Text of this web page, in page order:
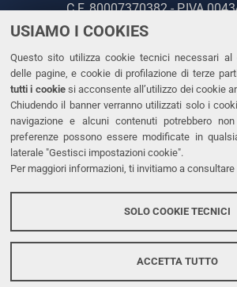
USIAMO I COOKIES
Questo sito utilizza cookie tecnici necessari al
delle pagine, e cookie di profilazione di terze
tutti i cookiesi acconsente all’utilizzo dei cookie
Chiudendo il banner verranno utilizzati solo i
navigazione e alcuni contenuti potrebbero
preferenze possono essere modificate in
laterale "Gestisci impostazioni cookie".
Per maggiori informazioni, ti invitiamo a consultare
SOLO COOKIE TECNICI
ACCETTA TUTTO
C.F. 80007370382 - P.IVA
CONTATTI
Tel. +39 0532 293111
Fax. +39 0532 293031
PEC
LINKS
Accessibilità
Protezione dati personali